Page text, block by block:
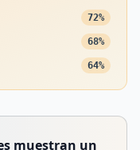
72%
68%
64%
muestran un